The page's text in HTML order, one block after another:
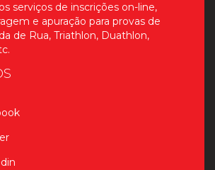
serviços de inscrições on-line,
e apuração para provas de
de Rua, Triathlon, Duathlon,